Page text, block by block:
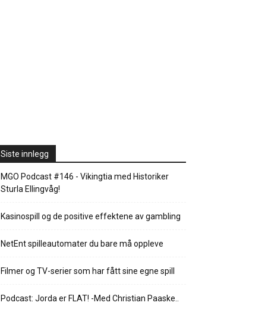
Siste innlegg
MGO Podcast #146 - Vikingtia med Historiker
Sturla Ellingvåg!
Kasinospill og de positive effektene av gambling
NetEnt spilleautomater du bare må oppleve
Filmer og TV-serier som har fått sine egne spill
Podcast: Jorda er FLAT! -Med Christian Paaske..